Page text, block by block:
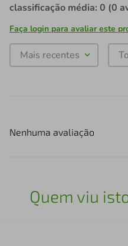
classificação média: 0 (0
Faça login para avaliar este
Mais recentes
Nenhuma avaliação
Quem viu